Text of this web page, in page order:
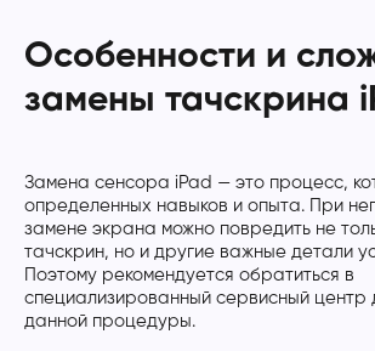
Особенности и
замены тачскрина
Замена сенсора iPad — это процесс,
определенных навыков и опыта. При
замене экрана можно повредить не
тачскрин, но и другие важные детали
Поэтому рекомендуется обратиться в
специализированный сервисный центр
данной процедуры.